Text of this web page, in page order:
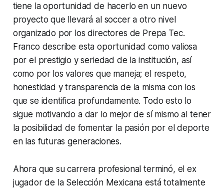
tiene la oportunidad de hacerlo en un nuevo
proyecto que llevará al soccer a otro nivel
organizado por los directores de Prepa Tec.
Franco describe esta oportunidad como valiosa
por el prestigio y seriedad de la institución, así
como por los valores que maneja; el respeto,
honestidad y transparencia de la misma con los
que se identifica profundamente. Todo esto lo
sigue motivando a dar lo mejor de sí mismo al tener
la posibilidad de fomentar la pasión por el deporte
en las futuras generaciones.
Ahora que su carrera profesional terminó, el ex
jugador de la Selección Mexicana está totalmente